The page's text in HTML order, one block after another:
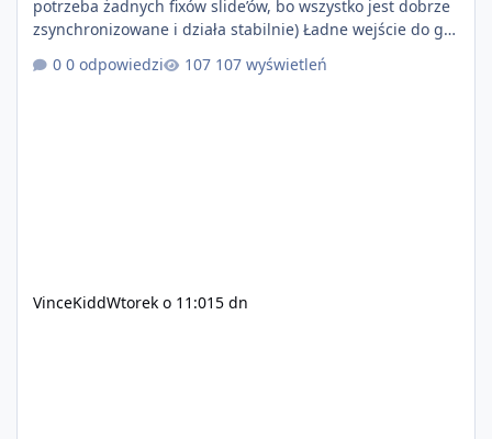
potrzeba żadnych fixów slide’ów, bo wszystko jest dobrze
zsynchronizowane i działa stabilnie) Ładne wejście do gry
+ solidny antycheat na poziomie multiplayera Wygodne
pisanie własnych modów i skryptów (wsparcie C# / JS /
0 odpowiedzi 107 wyświetleń
VinceKiddWtorek o 11:015 dn